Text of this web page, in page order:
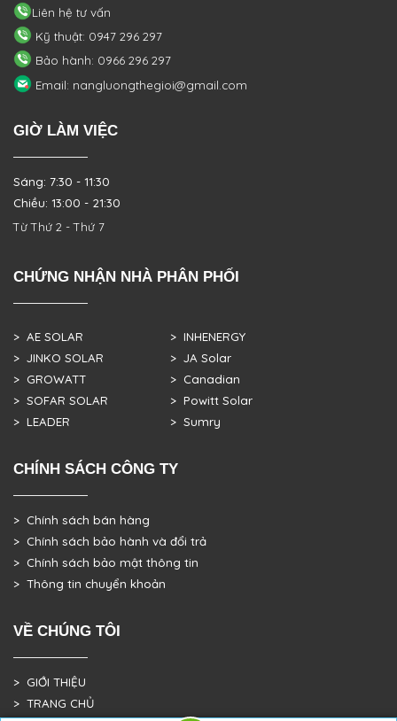
Liên hệ tư vấn
Kỹ thuật: 0947 296 297
Bảo hành: 0966 296 297
Email: nangluongthegioi@gmail.com
GIỜ LÀM VIỆC
Sáng: 7:30 - 11:30
Chiều: 13:00 - 21:30
Từ Thứ 2 - Thứ 7
CHỨNG NHẬN NHÀ PHÂN PHỐI
> AE SOLAR
> JINKO SOLAR
> GROWATT
> SOFAR SOLAR
> LEADER
> INHENERGY
> JA Solar
> Canadian
> Powitt Solar
> Sumry
CHÍNH SÁCH CÔNG TY
> Chính sách bán hàng
> Chính sách bảo hành và đổi trả
> Chính sách bảo mật thông tin
> Thông tin chuyển khoản
VỀ CHÚNG TÔI
> GIỚI THIỆU
> TRANG CHỦ